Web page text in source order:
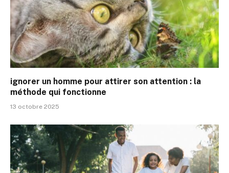
ignorer un homme pour attirer son attention : la
méthode qui fonctionne
13 octobre 2025